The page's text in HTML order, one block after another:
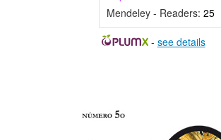
Mendeley - Readers: 25
- see details